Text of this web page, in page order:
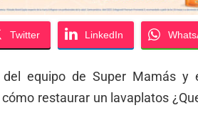
Twitter LinkedIn
equipo de Super Mamás y
restaurar un lavaplatos